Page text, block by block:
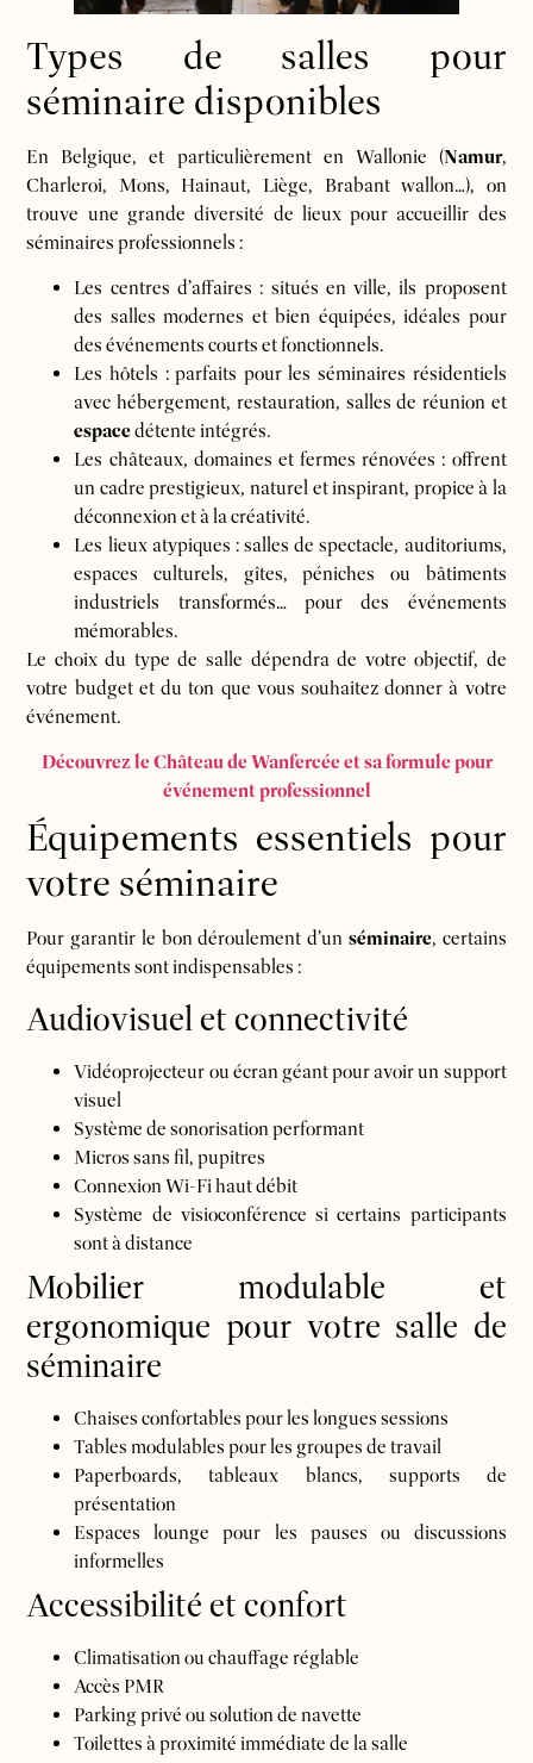
Types de salles pour
séminaire disponibles
En Belgique, et particulièrement en Wallonie (Namur,
Charleroi, Mons, Hainaut, Liège, Brabant wallon…), on
trouve une grande diversité de lieux pour accueillir des
séminaires professionnels :
Les centres d’affaires : situés en ville, ils proposent
des salles modernes et bien équipées, idéales pour
des événements courts et fonctionnels.
Les hôtels : parfaits pour les séminaires résidentiels
avec hébergement, restauration, salles de réunion et
espacedétente intégrés.
Les châteaux, domaines et fermes rénovées : offrent
un cadre prestigieux, naturel et inspirant, propice à la
déconnexion et à la créativité.
Les lieux atypiques : salles de spectacle, auditoriums,
espaces culturels, gîtes, péniches ou bâtiments
industriels transformés… pour des événements
mémorables.
Le choix du type de salle dépendra de votre objectif, de
votre budget et du ton que vous souhaitez donner à votre
événement.
Découvrez le Château de Wanfercée et sa formule pour
événement professionnel
Équipements essentiels pour
votre séminaire
Pour garantir le bon déroulement d’un séminaire, certains
équipements sont indispensables :
Audiovisuel et connectivité
Vidéoprojecteur ou écran géant pour avoir un support
visuel
Système de sonorisation performant
Micros sans fil, pupitres
Connexion Wi-Fi haut débit
Système de visioconférence si certains participants
sont à distance
Mobilier modulable et
ergonomique pour votre salle de
séminaire
Chaises confortables pour les longues sessions
Tables modulables pour les groupes de travail
Paperboards, tableaux blancs, supports de
présentation
Espaces lounge pour les pauses ou discussions
informelles
Accessibilité et confort
Climatisation ou chauffage réglable
Accès PMR
Parking privé ou solution de navette
Toilettes à proximité immédiate de la salle